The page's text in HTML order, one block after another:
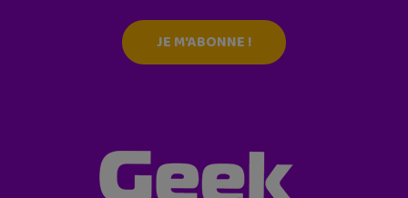
JE M'ABONNE !